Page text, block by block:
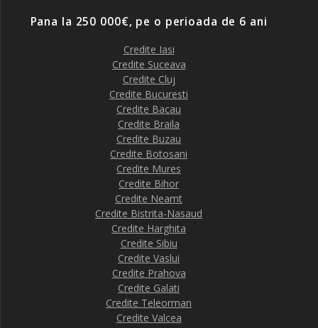
Pana la 250 000€, pe o perioada de 6 ani
Credite Iasi
Credite Suceava
Credite Cluj
Credite Bucuresti
Credite Bacau
Credite Braila
Credite Buzau
Credite Botosani
Credite Mures
Credite Bihor
Credite Neamt
Credite Bistrita-Nasaud
Credite Harghita
Credite Sibiu
Credite Vaslui
Credite Prahova
Credite Galati
Credite Teleorman
Credite Valcea